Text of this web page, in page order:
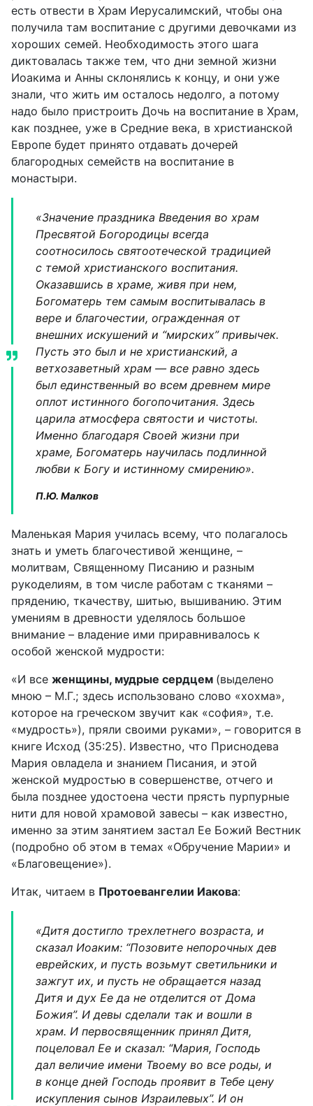
есть отвести в Храм Иерусалимский, чтобы она
получила там воспитание с другими девочками из
хороших семей. Необходимость этого шага
диктовалась также тем, что дни земной жизни
Иоакима и Анны склонялись к концу, и они уже
знали, что жить им осталось недолго, а потому
надо было пристроить Дочь на воспитание в Храм,
как позднее, уже в Средние века, в христианской
Европе будет принято отдавать дочерей
благородных семейств на воспитание в
монастыри.
«Значение праздника Введения во храм
Пресвятой Богородицы всегда
соотносилось святоотеческой традицией
с темой христианского воспитания.
Оказавшись в храме, живя при нем,
Богоматерь тем самым воспитывалась в
вере и благочестии, огражденная от
внешних искушений и “мирских” привычек.
Пусть это был и не христианский, а
ветхозаветный храм — все равно здесь
был единственный во всем древнем мире
оплот истинного богопочитания. Здесь
царила атмосфера святости и чистоты.
Именно благодаря Своей жизни при
храме, Богоматерь научилась подлинной
любви к Богу и истинному смирению».
П.Ю. Малков
Маленькая Мария училась всему, что полагалось
знать и уметь благочестивой женщине, –
молитвам, Священному Писанию и разным
рукоделиям, в том числе работам с тканями –
прядению, ткачеству, шитью, вышиванию. Этим
умениям в древности уделялось большое
внимание – владение ими приравнивалось к
особой женской мудрости:
«И все женщины, мудрые сердцем (выделено
мною – М.Г.; здесь использовано слово «хохма»,
которое на греческом звучит как «софия», т.е.
«мудрость»), пряли своими руками», – говорится в
книге Исход (35:25). Известно, что Приснодева
Мария овладела и знанием Писания, и этой
женской мудростью в совершенстве, отчего и
была позднее удостоена чести прясть пурпурные
нити для новой храмовой завесы – как известно,
именно за этим занятием застал Ее Божий Вестник
(подробно об этом в темах «Обручение Марии» и
«Благовещение»).
Итак, читаем в Протоевангелии Иакова:
«Дитя достигло трехлетнего возраста, и
сказал Иоаким: “Позовите непорочных дев
еврейских, и пусть возьмут светильники и
зажгут их, и пусть не обращается назад
Дитя и дух Ее да не отделится от Дома
Божия”. И девы сделали так и вошли в
храм. И первосвященник принял Дитя,
поцеловал Ее и сказал: “Мария, Господь
дал величие имени Твоему во все роды, и
в конце дней Господь проявит в Тебе цену
искупления сынов Израилевых”. И он